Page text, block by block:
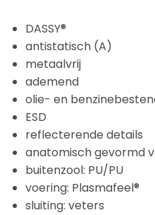
DASSY®
antistatisch (A)
metaalvrij
ademend
olie- en
ESD
reflecterende details
anatomisch gevormd
buitenzool: PU/PU
voering: Plasmafeel®
sluiting: veters